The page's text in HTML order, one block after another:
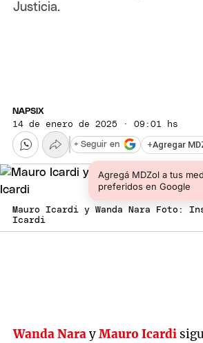
Justicia.
NAPSIX
14 de enero de 2025 · 09:01 hs
+Agregar
Agregá MDZol a tus
preferidos en Google
+ Seguir en
Mauro Icardi y Wanda Nara Foto:
Icardi
Wanda NarayMauro Icardi